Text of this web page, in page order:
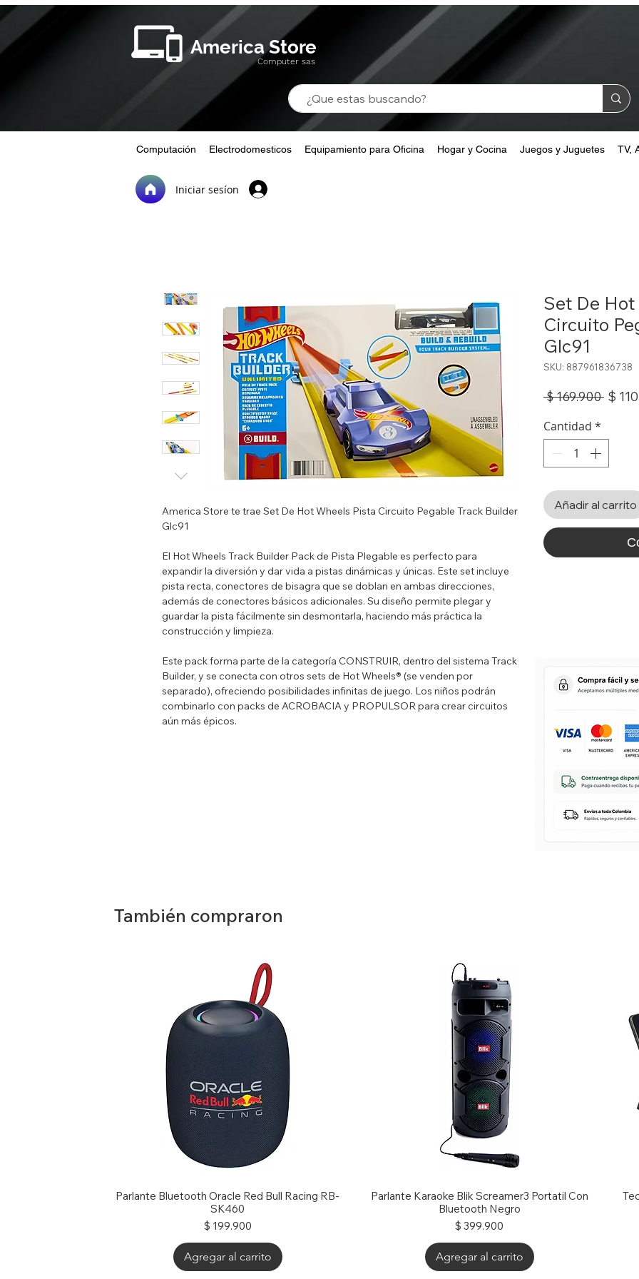
America Store
Computer sas
Computación Electrodomesticos Equipamiento para Oficina Hogar y Cocina Juegos y Juguetes TV,
Iniciar sesíon
America Store te trae Set De Hot Wheels Pista Circuito Pegable Track Builder
Glc91
El Hot Wheels Track Builder Pack de Pista Plegable es perfecto para
expandir la diversión y dar vida a pistas dinámicas y únicas. Este set incluye
pista recta, conectores de bisagra que se doblan en ambas direcciones,
además de conectores básicos adicionales. Su diseño permite plegar y
guardar la pista fácilmente sin desmontarla, haciendo más práctica la
construcción y limpieza.
Este pack forma parte de la categoría CONSTRUIR, dentro del sistema Track
Builder, y se conecta con otros sets de Hot Wheels® (se venden por
separado), ofreciendo posibilidades infinitas de juego. Los niños podrán
combinarlo con packs de ACROBACIA y PROPULSOR para crear circuitos
aún más épicos.
Set De
Circuito
Glc91
SKU: 887961836738
$ 169.900 $
Cantidad *
Añadir al carrito
También compraron
Parlante Bluetooth Oracle Red Bull Racing RB-
SK460
Precio
$ 199.900
Agregar al carrito
Parlante Karaoke Blik Screamer3 Portatil Con
Bluetooth Negro
Precio
$ 399.900
Agregar al carrito